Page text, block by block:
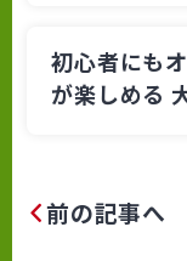
初心者にも
が楽しめる
前の記事へ